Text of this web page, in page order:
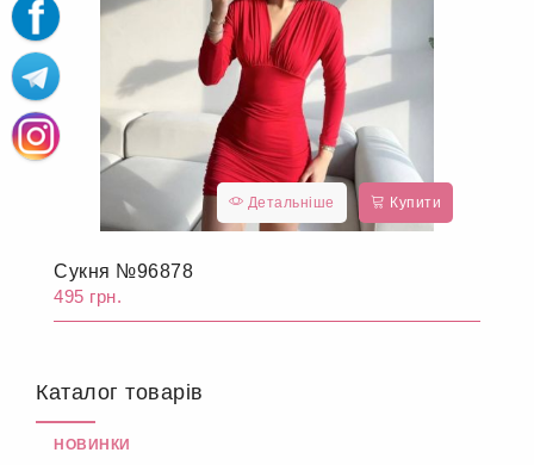
Детальніше Купити
Сукня №96878
495 грн.
Каталог товарів
НОВИНКИ